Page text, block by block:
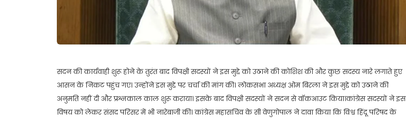
सदन की कार्यवाही शुरू होने के तुरंत बाद विपक्षी सदस्यों ने इस मुद्दे को उठाने की कोशिश की और कुछ सदस्य नारे लगाते हुए
आसन के निकट पहुंच गए। उन्होंने इस मुद्दे पर चर्चा की मांग की। लोकसभा अध्यक्ष ओम बिरला ने इस मुद्दे को उठाने की
अनुमति नहीं दी और प्रश्नकाल काल शुरू कराया। इसके बाद विपक्षी सदस्यों ने सदन से वॉकआउट किया।कांग्रेस सदस्यों ने इस
विषय को लेकर संसद परिसर में भी नारेबाजी की। कांग्रेस महासचिव के सी वेणुगोपाल ने दावा किया कि विश्व हिंदू परिषद के